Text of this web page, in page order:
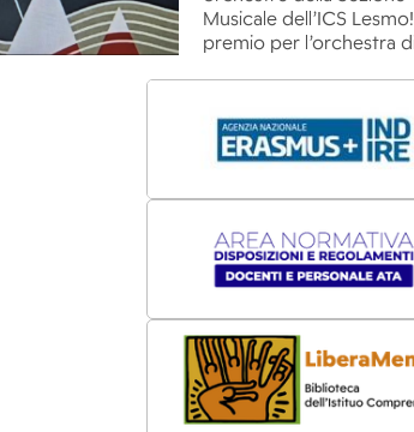
Musicale dell’ICS
premio per l’orchestra